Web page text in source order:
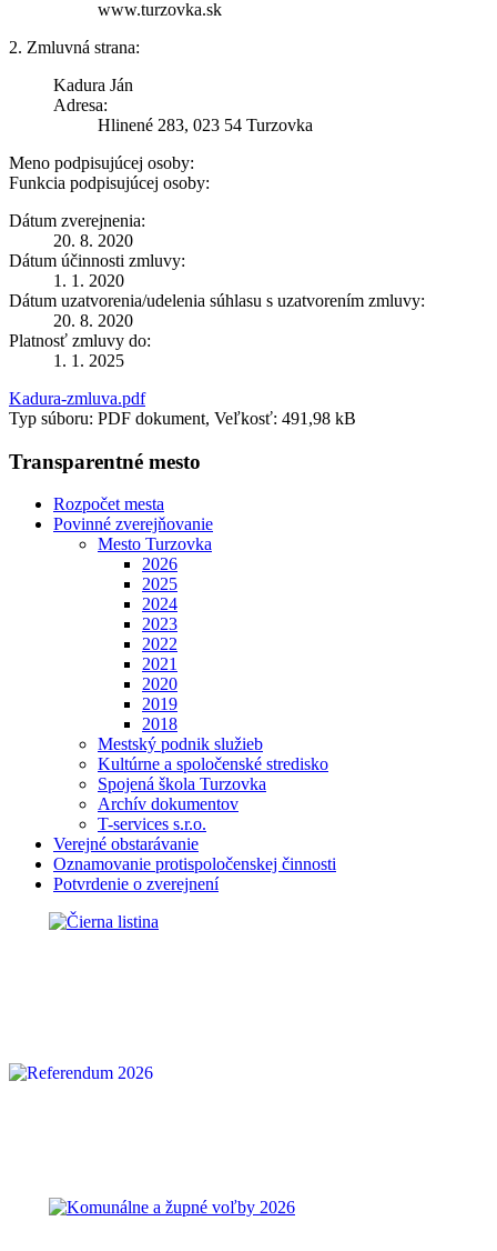
www.turzovka.sk
2. Zmluvná strana:
Kadura Ján
Adresa:
Hlinené 283, 023 54 Turzovka
Meno podpisujúcej osoby:
Funkcia podpisujúcej osoby:
Dátum zverejnenia:
20. 8. 2020
Dátum účinnosti zmluvy:
1. 1. 2020
Dátum uzatvorenia/udelenia súhlasu s uzatvorením zmluvy:
20. 8. 2020
Platnosť zmluvy do:
1. 1. 2025
Kadura-zmluva.pdf
Typ súboru: PDF dokument, Veľkosť: 491,98 kB
Transparentné mesto
Rozpočet mesta
Povinné zverejňovanie
Mesto Turzovka
2026
2025
2024
2023
2022
2021
2020
2019
2018
Mestský podnik služieb
Kultúrne a spoločenské stredisko
Spojená škola Turzovka
Archív dokumentov
T-services s.r.o.
Verejné obstarávanie
Oznamovanie protispoločenskej činnosti
Potvrdenie o zverejnení